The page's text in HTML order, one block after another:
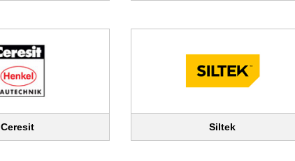
Ceresit Siltek